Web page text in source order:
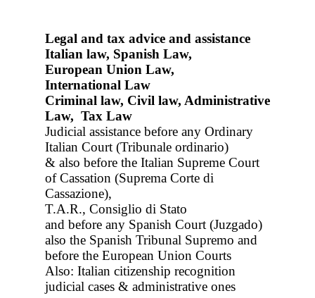
Legal and tax advice and assistance
Italian law, Spanish Law,
European Union Law,
International Law
Criminal law, Civil law, Administrative
Law, Tax Law
Judicial assistance before any Ordinary
Italian Court (Tribunale ordinario)
& also before the Italian Supreme Court
of Cassation (Suprema Corte di
Cassazione),
T.A.R., Consiglio di Stato
and before any Spanish Court (Juzgado)
also the Spanish Tribunal Supremo and
before the European Union Courts
Also: Italian citizenship recognition
judicial cases & administrative ones